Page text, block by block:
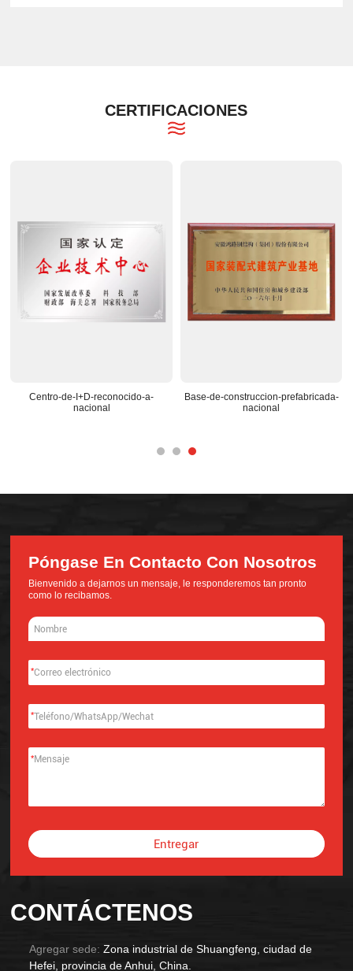
CERTIFICACIONES
Centro-de-I+D-reconocido-a-
nacional
Base-de-construccion-prefabricada-
nacional
CONTÁCTENOS
Agregar sede: Zona industrial de Shuangfeng, ciudad de
Hefei, provincia de Anhui, China.
Póngase En Contacto Con Nosotros
Bienvenido a dejarnos un mensaje, le responderemos tan pronto
como lo recibamos.
*
*
*
Entregar